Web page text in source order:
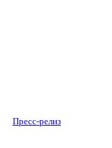
Пресс-релиз